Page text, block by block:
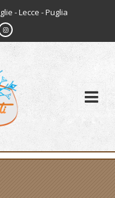
- Lecce - Puglia